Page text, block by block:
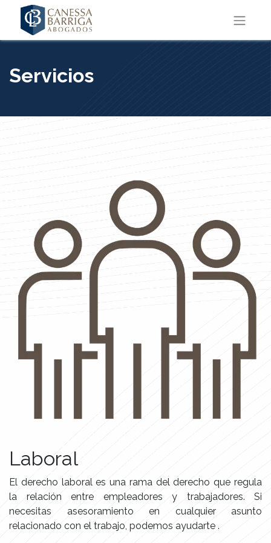
Servicios
Laboral
El derecho laboral es una rama del derecho que regula
la relación entre empleadores y trabajadores. Si
necesitas asesoramiento en cualquier asunto
relacionado con el trabajo, podemos ayudarte .